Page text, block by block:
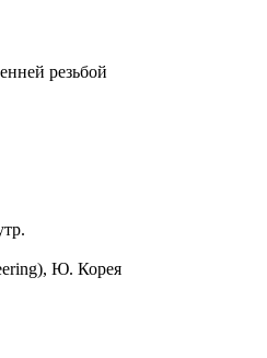
резьбой
Ю. Корея